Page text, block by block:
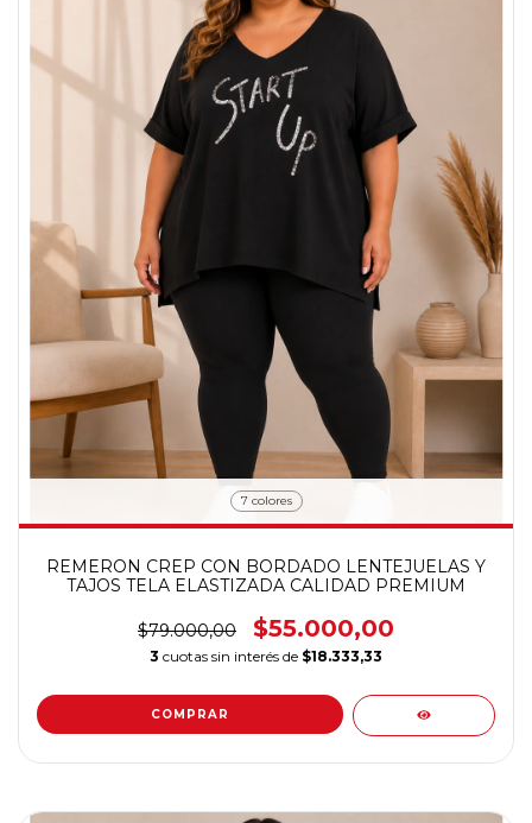
7 colores
REMERON CREP CON BORDADO LENTEJUELAS Y
TAJOS TELA ELASTIZADA CALIDAD PREMIUM
$79.000,00 $55.000,00
3 cuotas sin interés de $18.333,33
COMPRAR